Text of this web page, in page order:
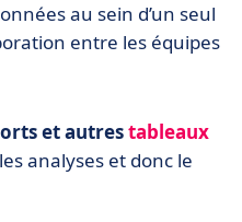
au sein d’un seul
entre les équipes
et autrestableaux
analyses et donc le